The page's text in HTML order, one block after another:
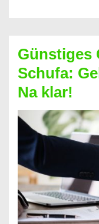
dabei
profitieren
–
So
funktioniert’s
Günstiges
Schufa:
Na klar!